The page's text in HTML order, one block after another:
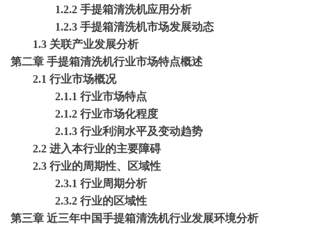
1.2.2 手提箱清洗机应用分析
1.2.3 手提箱清洗机市场发展动态
1.3 关联产业发展分析
第二章 手提箱清洗机行业市场特点概述
2.1 行业市场概况
2.1.1 行业市场特点
2.1.2 行业市场化程度
2.1.3 行业利润水平及变动趋势
2.2 进入本行业的主要障碍
2.3 行业的周期性、区域性
2.3.1 行业周期分析
2.3.2 行业的区域性
第三章 近三年中国手提箱清洗机行业发展环境分析